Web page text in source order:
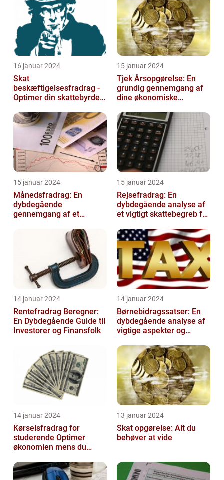
16 januar 2024
Skat
beskæftigelsesfradrag -
Optimer din skattebyrde
15 januar 2024
Tjek Årsopgørelse: En
grundig gennemgang af
dine økonomiske
15 januar 2024
Månedsfradrag: En
dybdegående
gennemgang af et
investorer og finansfolk
15 januar 2024
Rejsefradrag: En
dybdegående analyse af
et vigtigt skattebegreb for
14 januar 2024
Rentefradrag Beregner:
En Dybdegående Guide til
Investorer og Finansfolk
14 januar 2024
Børnebidragssatser: En
dybdegående analyse af
vigtige aspekter og
14 januar 2024
Kørselsfradrag for
studerende Optimer
økonomien mens du
13 januar 2024
Skat opgørelse: Alt du
behøver at vide